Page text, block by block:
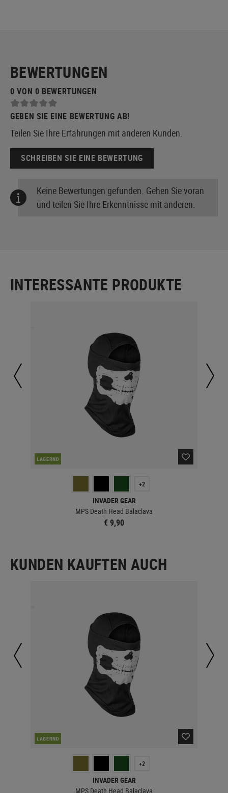
BEWERTUNGEN
0 VON 0 BEWERTUNGEN
GEBEN SIE EINE BEWERTUNG AB!
Teilen Sie Ihre Erfahrungen mit anderen Kunden.
SCHREIBEN SIE EINE BEWERTUNG
Keine Bewertungen gefunden. Gehen Sie voran
und teilen Sie Ihre Erkenntnisse mit anderen.
INTERESSANTE PRODUKTE
LAGERND
+2
INVADER GEAR
MPS Death Head Balaclava
€ 9,90
KUNDEN KAUFTEN AUCH
LAGERND
+2
INVADER GEAR
MPS Death Head Balaclava